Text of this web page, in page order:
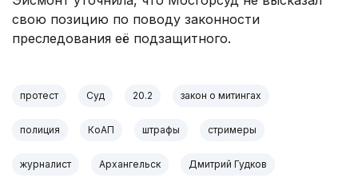
свою позицию по поводу законности
преследования её подзащитного.
протест Суд 20.2 закон о митингах
полиция КоАП штрафы стримеры
журналист Архангельск Дмитрий Гудков